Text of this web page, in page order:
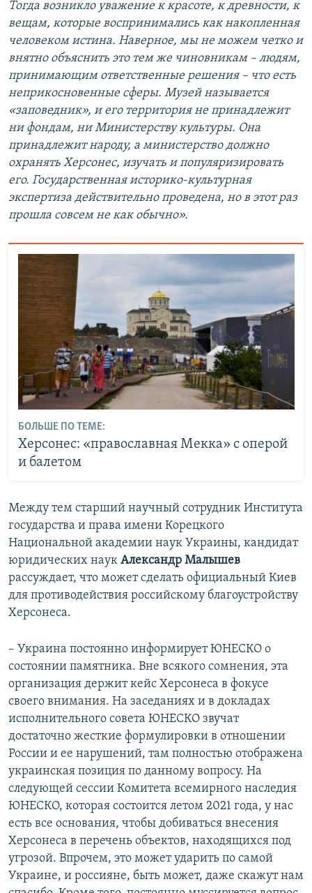
Тогда возникло уважение к красоте, к древности, к
вещам, которые воспринимались как накопленная
человеком истина. Наверное, мы не можем четко и
внятно объяснить это тем же чиновникам – людям,
принимающим ответственные решения – что есть
неприкосновенные сферы. Музей называется
«заповедник», и его территория не принадлежит
ни фондам, ни Министерству культуры. Она
принадлежит народу, а министерство должно
охранять Херсонес, изучать и популяризировать
его. Государственная историко-культурная
экспертиза действительно проведена, но в этот раз
прошла совсем не как обычно».
БОЛЬШЕ ПО ТЕМЕ:
Херсонес: «православная Мекка» с оперой
и балетом
Между тем старший научный сотрудник Института
государства и права имени Корецкого
Национальной академии наук Украины, кандидат
юридических наук Александр Малышев
рассуждает, что может сделать официальный Киев
для противодействия российскому благоустройству
Херсонеса.
– Украина постоянно информирует ЮНЕСКО о
состоянии памятника. Вне всякого сомнения, эта
организация держит кейс Херсонеса в фокусе
своего внимания. На заседаниях и в докладах
исполнительного совета ЮНЕСКО звучат
достаточно жесткие формулировки в отношении
России и ее нарушений, там полностью отображена
украинская позиция по данному вопросу. На
следующей сессии Комитета всемирного наследия
ЮНЕСКО, которая состоится летом 2021 года, у нас
есть все основания, чтобы добиваться внесения
Херсонеса в перечень объектов, находящихся под
угрозой. Впрочем, это может ударить по самой
Украине, и россияне, быть может, даже скажут нам